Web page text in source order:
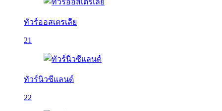
ทัวร์ออสเตรเลีย
21
ทัวร์นิวซีแลนด์
22